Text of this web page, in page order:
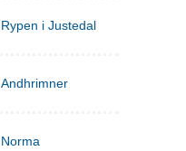
Rypen i Justedal
Andhrimner
Norma